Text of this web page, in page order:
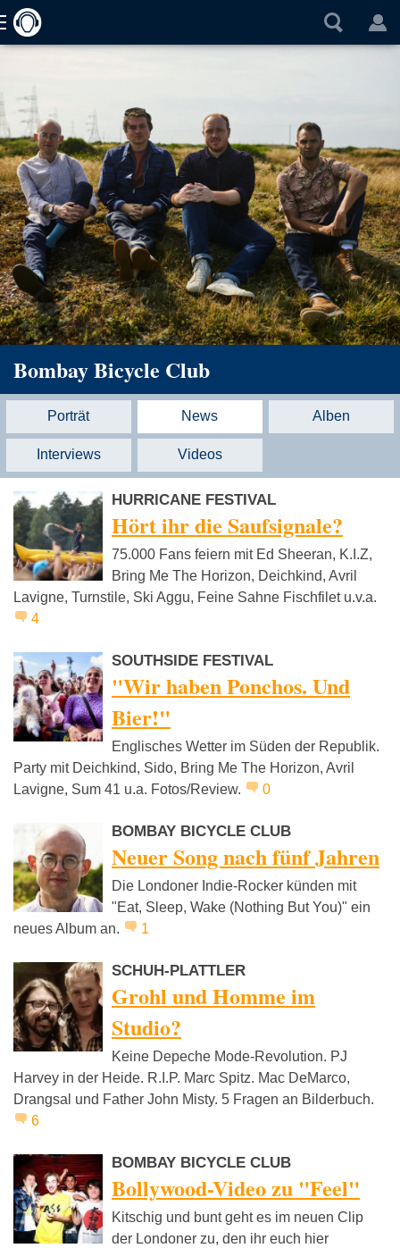
Bombay Bicycle Club
Porträt News Alben
Interviews Videos
HURRICANE FESTIVAL
Hört ihr die Saufsignale?
75.000 Fans feiern mit Ed Sheeran, K.I.Z,
Bring Me The Horizon, Deichkind, Avril
Lavigne, Turnstile, Ski Aggu, Feine Sahne Fischfilet u.v.a.
4
SOUTHSIDE FESTIVAL
"Wir haben Ponchos. Und
Bier!"
Englisches Wetter im Süden der Republik.
Party mit Deichkind, Sido, Bring Me The Horizon, Avril
Lavigne, Sum 41 u.a. Fotos/Review.
0
BOMBAY BICYCLE CLUB
Neuer Song nach fünf Jahren
Die Londoner Indie-Rocker künden mit
"Eat, Sleep, Wake (Nothing But You)" ein
neues Album an.
1
SCHUH-PLATTLER
Grohl und Homme im
Studio?
Keine Depeche Mode-Revolution. PJ
Harvey in der Heide. R.I.P. Marc Spitz. Mac DeMarco,
Drangsal und Father John Misty. 5 Fragen an Bilderbuch.
6
BOMBAY BICYCLE CLUB
Bollywood-Video zu "Feel"
Kitschig und bunt geht es im neuen Clip
der Londoner zu, den ihr euch hier